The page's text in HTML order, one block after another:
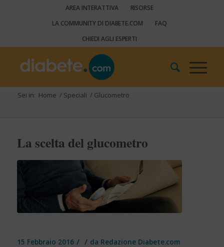
AREA INTERATTIVA
RISORSE
LA COMMUNITY DI DIABETE.COM
FAQ
CHIEDI AGLI ESPERTI
Sei in: Home / Speciali / Glucometro
La scelta del glucometro
15 Febbraio 2016 / / da Redazione Diabete.com